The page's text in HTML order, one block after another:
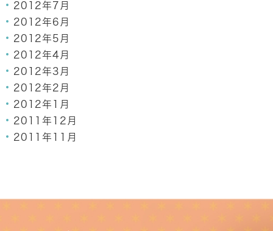
2012年7月
2012年6月
2012年5月
2012年4月
2012年3月
2012年2月
2012年1月
2011年12月
2011年11月